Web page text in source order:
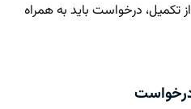
درخواست باید به همراه